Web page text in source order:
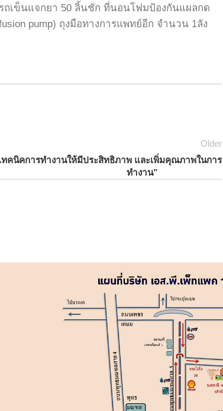
ถเข็นแจกยา 50 ลิ้นชัก ที่นอนโฟมป้องกันแผลกด
pump) ถุงมือทางการแพทย์อีก จำนวน 1ลัง
Older
ทคนิคการทำงานให้มีประสิทธิภาพ และเพิ่มคุณภาพในการ
ทำงาน”